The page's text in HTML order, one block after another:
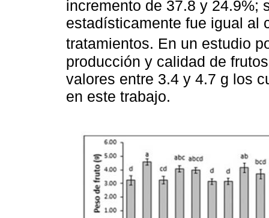
incremento de 37.8 y 24.9%;
estadísticamente fue igual al
tratamientos. En un estudio
producción y calidad de
valores entre 3.4 y 4.7 g los
en este trabajo.